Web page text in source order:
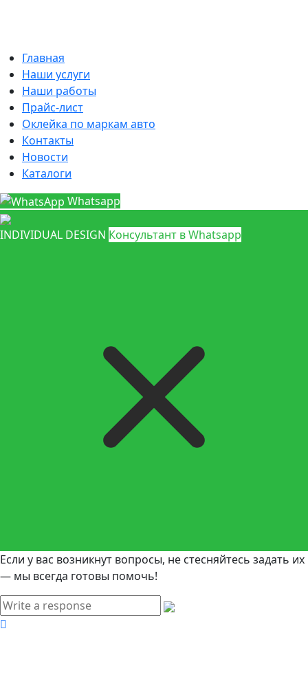
Главная
Наши услуги
Наши работы
Прайс-лист
Оклейка по маркам авто
Контакты
Новости
Каталоги
Whatsapp
INDIVIDUAL DESIGN Консультант в Whatsapp
Если у вас возникнут вопросы, не стесняйтесь задать их
— мы всегда готовы помочь!